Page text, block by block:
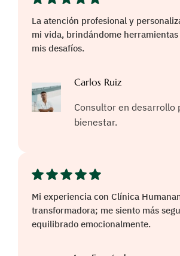
La atención profesional y
mi vida, brindándome
mis desafíos.
Carlos Ruiz
Consultor en desarrollo
bienestar.
Mi experiencia con Clínica
transformadora; me siento más
equilibrado emocionalmente.